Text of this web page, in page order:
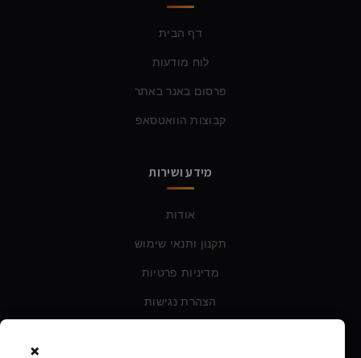
דף הבית
לוח מודעות
פרסום באנר באתר
קבוצות הוואטסאפ
מידע ושירות
אודות
תקנון ותנאי שימוש
מדיניות פרטיות
הצהרת נגישות
×